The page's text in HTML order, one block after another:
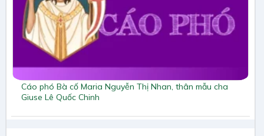
Cáo phó Bà cố Maria Nguyễn Thị Nhan, thân mẫu cha
Giuse Lê Quốc Chinh